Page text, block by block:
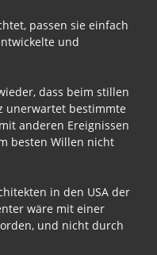
passen sie einfach
und
dass beim stillen
unerwartet bestimmte
anderen Ereignissen
besten Willen nicht
in den USA der
wäre mit einer
und nicht durch